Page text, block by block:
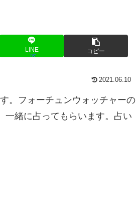
LINE コピー
2021.06.10
。フォーチュンウォッチャーの
一緒に占ってもらいます。占い